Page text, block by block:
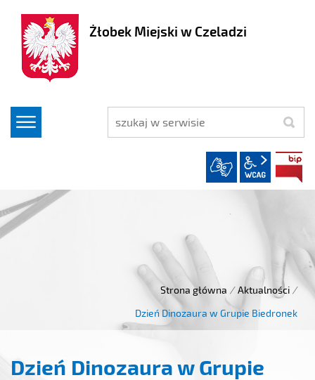
Żłobek Miejski w Czeladzi
szukaj
wcag2.1
Strona główna / Aktualności /
Dzień Dinozaura w Grupie Biedronek
Dzień Dinozaura w Grupie